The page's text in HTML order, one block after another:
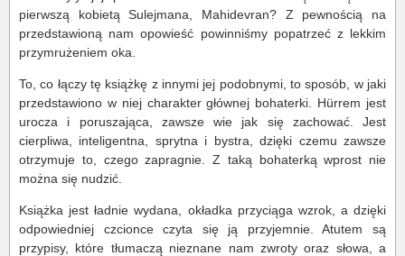
pierwszą kobietą Sulejmana, Mahidevran? Z pewnością na
przedstawioną nam opowieść powinniśmy popatrzeć z lekkim
przymrużeniem oka.
To, co łączy tę książkę z innymi jej podobnymi, to sposób, w jaki
przedstawiono w niej charakter głównej bohaterki. Hürrem jest
urocza i poruszająca, zawsze wie jak się zachować. Jest
cierpliwa, inteligentna, sprytna i bystra, dzięki czemu zawsze
otrzymuje to, czego zapragnie. Z taką bohaterką wprost nie
można się nudzić.
Książka jest ładnie wydana, okładka przyciąga wzrok, a dzięki
odpowiedniej czcionce czyta się ją przyjemnie. Atutem są
przypisy, które tłumaczą nieznane nam zwroty oraz słowa, a